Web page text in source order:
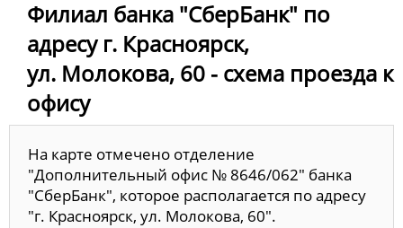
Филиал банка "СберБанк" по
адресу г. Красноярск,
ул. Молокова, 60 - схема проезда к
офису
На карте отмечено отделение
"Дополнительный офис № 8646/062" банка
"СберБанк", которое располагается по адресу
"г. Красноярск, ул. Молокова, 60".